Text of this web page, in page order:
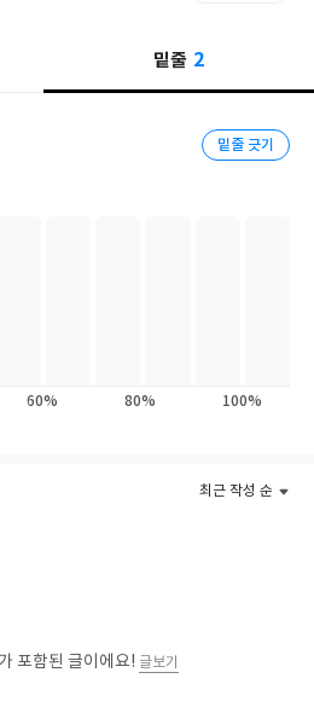
기초 탄탄한 경제 지식!
가치는 작아지는 느낌이 계속된다.
은 점점 빠듯해진다. 주식 시장은 불타
필요한 것은 탄탄한 경제 무기다. 이 책
고 현명한 투자 결정을 내릴 수 있는
면 당신의 자산과 소비 패턴이 달라
니즘부터 실리콘밸리은행 사태의 교
복잡한 경제 뉴스가 쉬워지고, 투자의
밑줄 2
밑줄 긋기
60% 80% 100%
최근 작성 순
포함된 글이에요! 글보기